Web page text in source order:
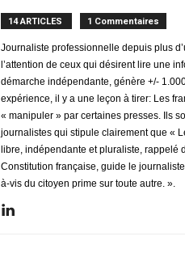
14 ARTICLES 1 Commentaires
Journaliste professionnelle depuis plus
l’attention de ceux qui désirent lire une
démarche indépendante, génère +/-
expérience, il y a une leçon à tirer: Les
« manipuler » par certaines presses. Ils
journalistes qui stipule clairement que «
libre, indépendante et pluraliste, rappelé
Constitution française, guide le
à-vis du citoyen prime sur toute autre. ».